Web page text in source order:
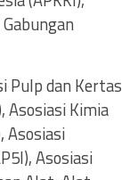
Pulp dan Kertas
Asosiasi Kimia
Asosiasi
Asosiasi